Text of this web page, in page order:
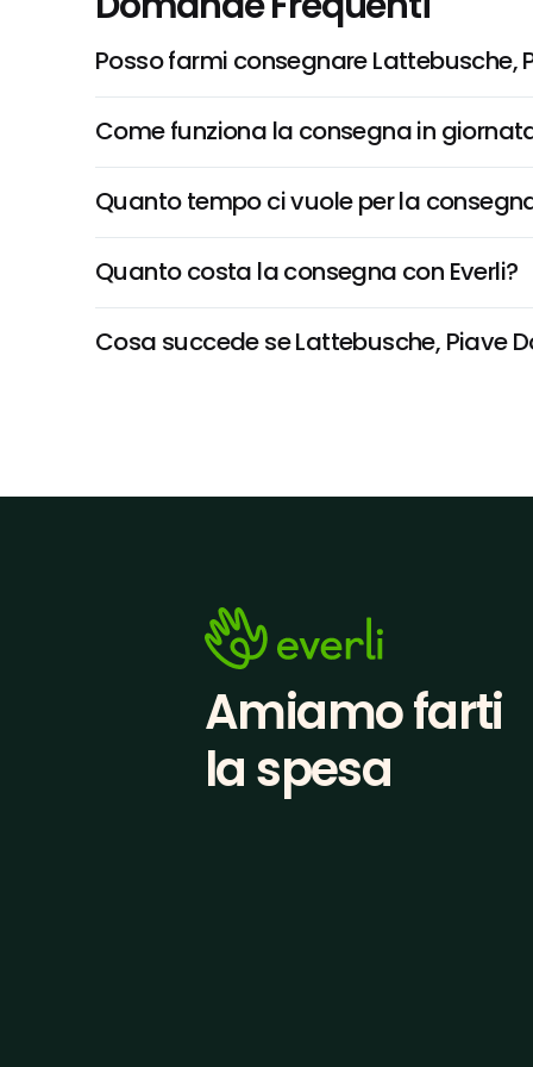
Posso farmi consegnare Lattebusche,
Come funziona la consegna in
Quanto tempo ci vuole per la
Quanto costa la consegna con Everli?
Cosa succede se Lattebusche, Piave
Amiamo farti
la spesa